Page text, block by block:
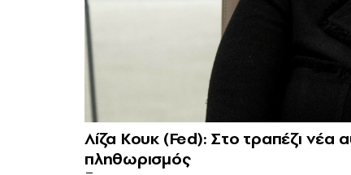
Λίζα Κουκ (Fed): Στο τραπέζι νέα
πληθωρισμός